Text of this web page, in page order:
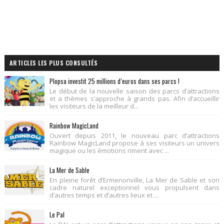
ARTICLES LES PLUS CONSULTÉS
Plopsa investit 25 millions d’euros dans ses parcs !
Le début de la nouvelle saison des parcs d’attractions
et a thèmes s’approche à grands pas. Afin d’accueillir
les visiteurs de la meilleur d...
Rainbow MagicLand
Ouvert depuis 2011, le nouveau parc d’attractions
Rainbow MagicLand propose à ses visiteurs un univers
magique ou les émotions riment avec ...
La Mer de Sable
En pleine forêt d’Ermenonville, La Mer de Sable et son
cadre naturel exceptionnel vous propulsent dans
d’autres temps et d’autres lieux et ...
Le Pal